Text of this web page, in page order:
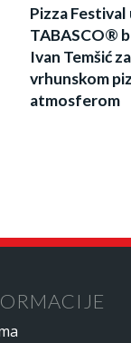
Pizza
TABASCO®
Ivan Temšić
vrhunskom
atmosferom